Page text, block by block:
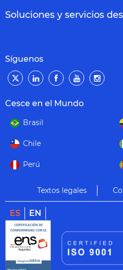
Soluciones y servicios
Síguenos
Cesce en el Mundo
Brasil
Chile
Perú
Textos legales
ES EN